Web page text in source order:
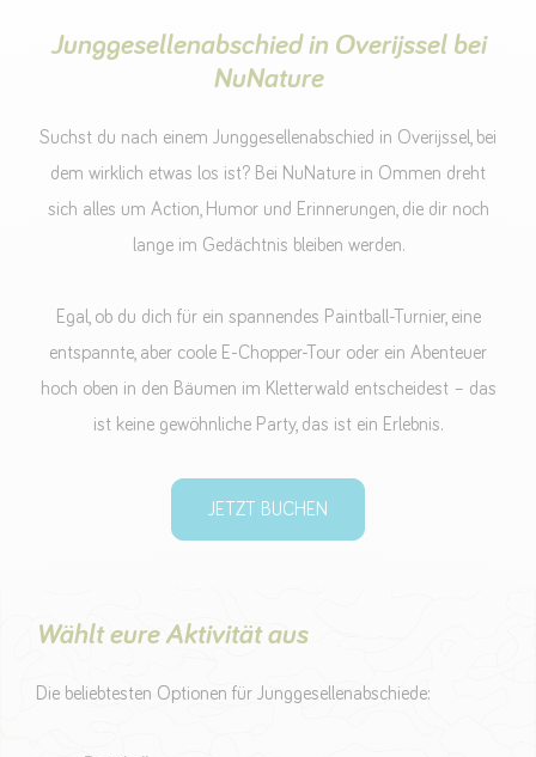
Junggesellenabschied in Overijssel bei
NuNature
Suchst du nach einem Junggesellenabschied in Overijssel, bei
dem wirklich etwas los ist? Bei NuNature in Ommen dreht
sich alles um Action, Humor und Erinnerungen, die dir noch
lange im Gedächtnis bleiben werden.
Egal, ob du dich für ein spannendes Paintball-Turnier, eine
entspannte, aber coole E-Chopper-Tour oder ein Abenteuer
hoch oben in den Bäumen im Kletterwald entscheidest – das
ist keine gewöhnliche Party, das ist ein Erlebnis.
JETZT BUCHEN
Wählt eure Aktivität aus
Die beliebtesten Optionen für Junggesellenabschiede: